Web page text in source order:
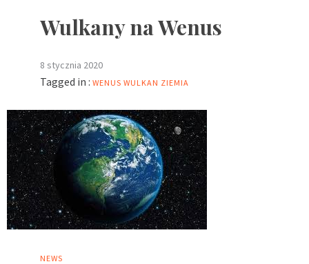
Wulkany na Wenus
8 stycznia 2020
Tagged in : WENUS WULKAN ZIEMIA
NEWS